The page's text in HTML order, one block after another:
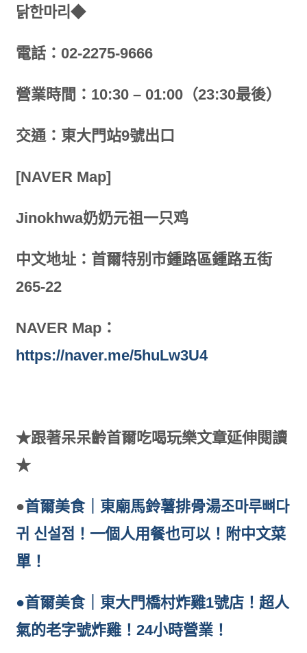
닭한마리◆
電話：02-2275-9666
營業時間：10:30 – 01:00（23:30最後）
交通：東大門站9號出口
[NAVER Map]
Jinokhwa奶奶元祖一只鸡
中文地址：首爾特别市鍾路區鍾路五街
265-22
NAVER Map：
https://naver.me/5huLw3U4
★跟著呆呆齡首爾吃喝玩樂文章延伸閱讀
★
●首爾美食｜東廟馬鈴薯排骨湯조마루뼈다
귀 신설점！一個人用餐也可以！附中文菜
單！
●首爾美食｜東大門橋村炸雞1號店！超人
氣的老字號炸雞！24小時營業！